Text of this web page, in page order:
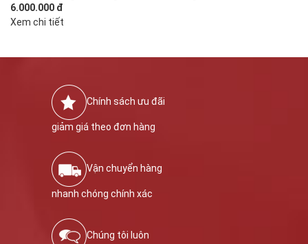
6.000.000 đ
Xem chi tiết
Chính sách ưu đãi
giảm giá theo đơn hàng
Vận chuyển hàng
nhanh chóng chính xác
Chúng tôi luôn